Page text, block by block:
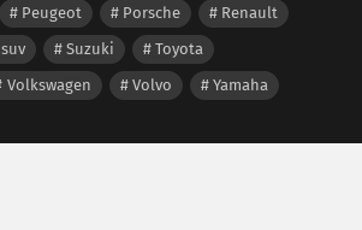
Peugeot Porsche
Renault
suv Suzuki
Toyota
Volkswagen Volvo Yamaha